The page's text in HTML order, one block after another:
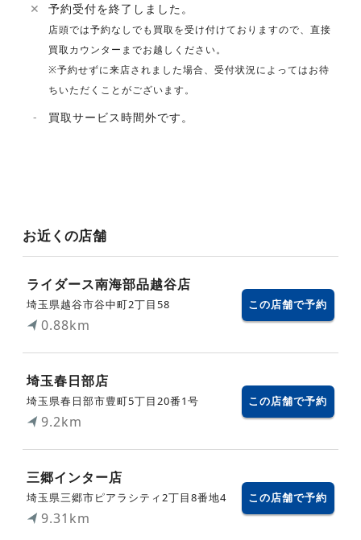
✕
予約受付を終了しました。
店頭では予約なしでも買取を受け付けておりますので、直接
買取カウンターまでお越しください。
※予約せずに来店されました場合、受付状況によってはお待
ちいただくことがございます。
- 買取サービス時間外です。
お近くの店舗
ライダース南海部品越谷店
埼玉県越谷市谷中町2丁目58
0.88km
この店舗で予約
埼玉春日部店
埼玉県春日部市豊町5丁目20番1号
9.2km
この店舗で予約
三郷インター店
埼玉県三郷市ピアラシティ2丁目8番地4
9.31km
この店舗で予約